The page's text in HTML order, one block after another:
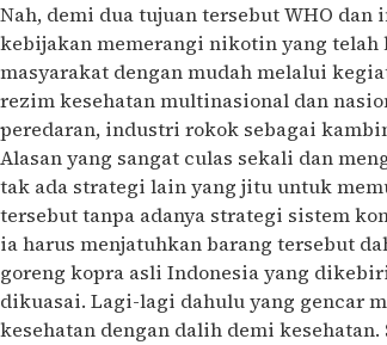
Nah, demi dua tujuan tersebut WHO
kebijakan memerangi nikotin yang
masyarakat dengan mudah melalui
rezim kesehatan multinasional dan
peredaran, industri rokok sebagai
Alasan yang sangat culas sekali dan
tak ada strategi lain yang jitu untuk
tersebut tanpa adanya strategi sistem
ia harus menjatuhkan barang tersebut
goreng kopra asli Indonesia yang
dikuasai. Lagi-lagi dahulu yang gencar
kesehatan dengan dalih demi